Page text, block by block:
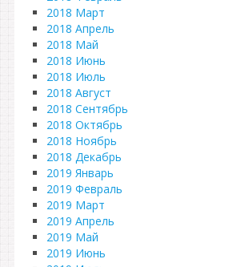
2018 Март
2018 Апрель
2018 Май
2018 Июнь
2018 Июль
2018 Август
2018 Сентябрь
2018 Октябрь
2018 Ноябрь
2018 Декабрь
2019 Январь
2019 Февраль
2019 Март
2019 Апрель
2019 Май
2019 Июнь